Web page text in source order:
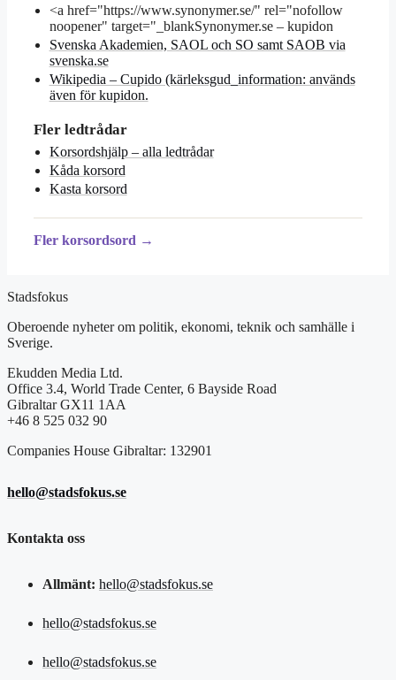
<a href="https://www.synonymer.se/" rel="nofollow
noopener" target="_blankSynonymer.se – kupidon
Svenska Akademien, SAOL och SO samt SAOB via
svenska.se
Wikipedia – Cupido (kärleksgud_information: används
även för kupidon.
Fler ledtrådar
Korsordshjälp – alla ledtrådar
Kåda korsord
Kasta korsord
Fler korsordsord →
Stadsfokus
Oberoende nyheter om politik, ekonomi, teknik och samhälle i
Sverige.
Ekudden Media Ltd.
Office 3.4, World Trade Center, 6 Bayside Road
Gibraltar GX11 1AA
+46 8 525 032 90
Companies House Gibraltar: 132901
hello@stadsfokus.se
Kontakta oss
Allmänt: hello@stadsfokus.se
hello@stadsfokus.se
hello@stadsfokus.se